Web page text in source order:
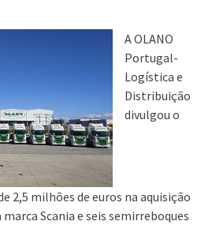
A OLANO
Portugal-
Logística e
Distribuição
divulgou o
2,5 milhões de euros na aquisição
Scania e seis semirreboques